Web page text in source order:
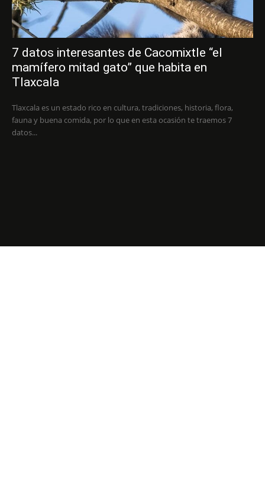
7 datos interesantes de Cacomixtle “el
mamífero mitad gato” que habita en
Tlaxcala
Tlaxcala es un estado rico en cultura, tradiciones, historia, flora,
fauna y buena comida, por lo que en esta ocasión te traemos 7
datos...